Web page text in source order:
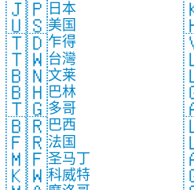
🇯🇵日本
🇺🇸美国
🇹🇩乍得
🇹🇼台灣
🇧🇳文莱
🇧🇭巴林
🇹🇬多哥
🇧🇷巴西
🇫🇷法国
🇲🇫圣马丁
🇰🇼科威特